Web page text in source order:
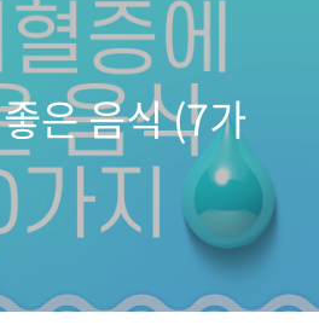
은 음식 (7가